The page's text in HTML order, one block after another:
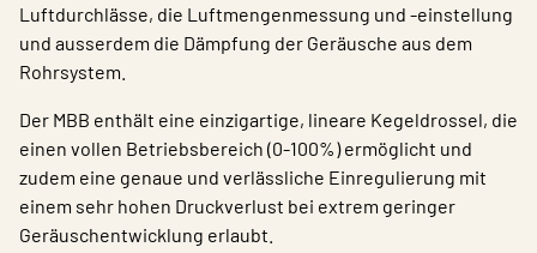
Sprache wählen
Luftdurchlässe, die Luftmengenmessung und -einstellung
und ausserdem die Dämpfung der Geräusche aus dem
Rohrsystem.
Der MBB enthält eine einzigartige, lineare Kegeldrossel, die
einen vollen Betriebsbereich (0-100%) ermöglicht und
zudem eine genaue und verlässliche Einregulierung mit
einem sehr hohen Druckverlust bei extrem geringer
Geräuschentwicklung erlaubt.